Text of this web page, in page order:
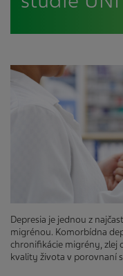
Depresia je jednou z
migrénou. Komorbídna
chronifikácie migrény, zlej
kvality života v porovnaní